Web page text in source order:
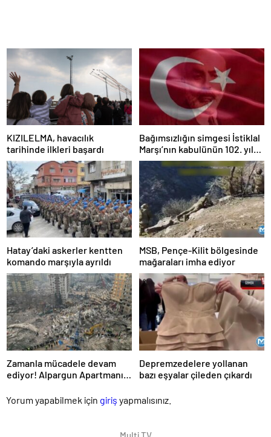
KIZILELMA, havacılık
tarihinde ilkleri başardı
Bağımsızlığın simgesi İstiklal
Marşı’nın kabulünün 102. yıl
dönümü
Hatay’daki askerler kentten
komando marşıyla ayrıldı
MSB, Pençe-Kilit bölgesinde
mağaraları imha ediyor
Zamanla mücadele devam
ediyor! Alpargun Apartmanı
Depremzedelere yollanan
bazı eşyalar çileden çıkardı
Yorum yapabilmek için giriş yapmalısınız.